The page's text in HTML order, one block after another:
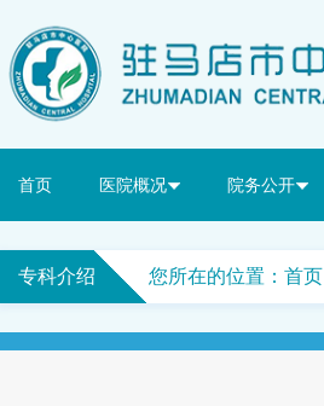
首页 医院概况 院务公开
专科介绍 您所在的位置： 首页